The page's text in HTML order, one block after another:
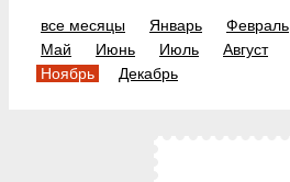
все месяцы Январь Февраль
Май
Июнь Июль Август
Ноябрь
Декабрь